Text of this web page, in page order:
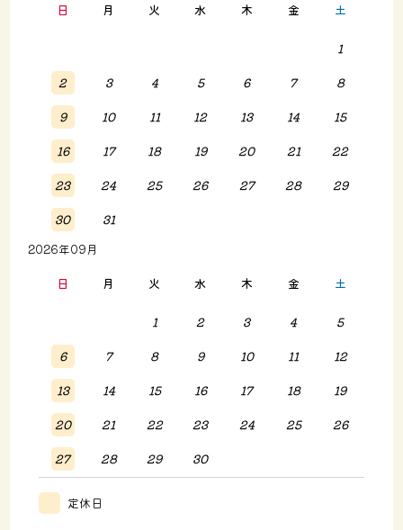
日
月 火 水 木 金 土
1
2
3 4 5 6 7
8
9
10 11 12 13 14
15
16
17 18 19 20 21
22
23
24 25 26 27 28
29
30
31
2026年09月
日
月 火 水 木 金 土
1 2 3 4
5
6
7 8 9 10 11
12
13
14 15 16 17 18
19
20
21 22 23 24 25
26
27
28 29 30
定休日